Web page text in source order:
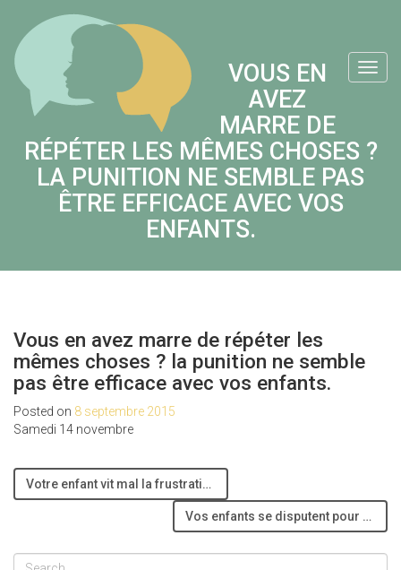
content
Menu
VOUS EN
AVEZ
MARRE DE
RÉPÉTER LES MÊMES CHOSES ?
LA PUNITION NE SEMBLE PAS
ÊTRE EFFICACE AVEC VOS
ENFANTS.
Vous en avez marre de répéter les
mêmes choses ? la punition ne semble
pas être efficace avec vos enfants.
Posted on 8 septembre 2015
Samedi 14 novembre
Navigation
de
Votre enfant vit mal la frustration ? Il/elle pique des colères ?
Vos enfants se disputent pour un oui, pour un non ? Vous en avez assez de faire « le gendarme » ou « l’arbitre » ?